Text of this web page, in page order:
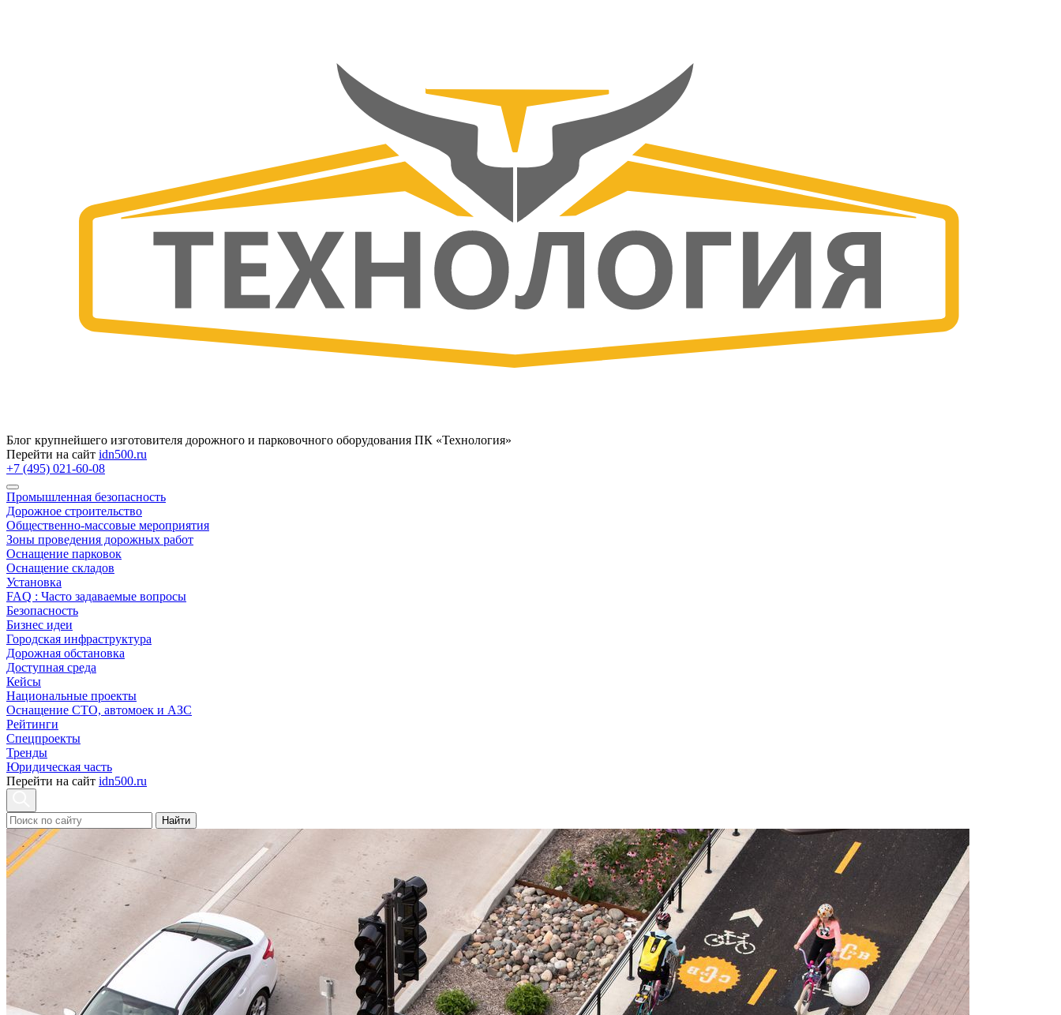
Блог крупнейшего изготовителя дорожного и парковочного оборудования ПК «Технология»
Перейти на сайт idn500.ru
+7 (495) 021-60-08
Промышленная безопасность
Дорожное строительство
Общественно‑массовые мероприятия
Зоны проведения дорожных работ
Оснащение парковок
Оснащение складов
Установка
FAQ : Часто задаваемые вопросы
Безопасность
Бизнес идеи
Городская инфраструктура
Дорожная обстановка
Доступная среда
Кейсы
Национальные проекты
Оснащение СТО, автомоек и АЗС
Рейтинги
Спецпроекты
Тренды
Юридическая часть
Перейти на сайт idn500.ru
Найти